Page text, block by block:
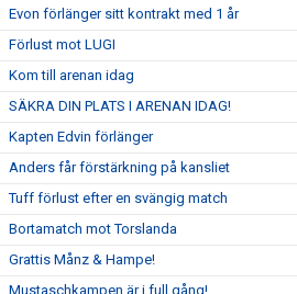
Evon förlänger sitt kontrakt med 1 år
Förlust mot LUGI
Kom till arenan idag
SÄKRA DIN PLATS I ARENAN IDAG!
Kapten Edvin förlänger
Anders får förstärkning på kansliet
Tuff förlust efter en svängig match
Bortamatch mot Torslanda
Grattis Månz & Hampe!
Mustaschkampen är i full gång!